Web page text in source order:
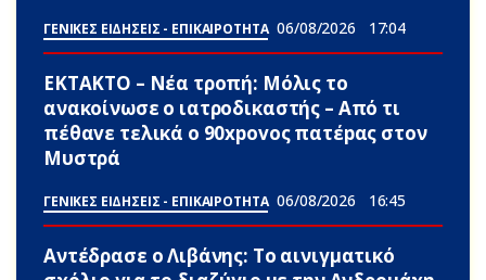
ΓΕΝΙΚΕΣ ΕΙΔΗΣΕΙΣ - ΕΠΙΚΑΙΡΟΤΗΤΑ 06/08/2026 17:04
ΕΚΤΑΚΤΟ – Νέα τροπή: Μόλις το
ανακοίνωσε ο ιατροδικαστής – Από τι
πέθαvε τελικά ο 90xpovoς πατέpας στον
Μυστρά
ΓΕΝΙΚΕΣ ΕΙΔΗΣΕΙΣ - ΕΠΙΚΑΙΡΟΤΗΤΑ 06/08/2026 16:45
Αντέδρασε ο Λιβάνης: To αινιγματικό